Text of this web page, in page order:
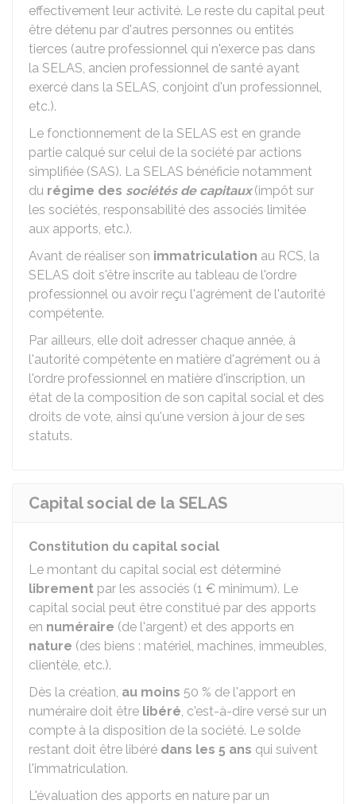
effectivement leur activité. Le reste du capital peut
être détenu par d'autres personnes ou entités
tierces (autre professionnel qui n'exerce pas dans
la SELAS, ancien professionnel de santé ayant
exercé dans la SELAS, conjoint d'un professionnel,
etc.).
Le fonctionnement de la SELAS est en grande
partie calqué sur celui de la société par actions
simplifiée (SAS). La SELAS bénéficie notamment
du régime des sociétés de capitaux(impôt sur
les sociétés, responsabilité des associés limitée
aux apports, etc.).
Avant de réaliser son immatriculation au RCS, la
SELAS doit s'être inscrite au tableau de l'ordre
professionnel ou avoir reçu l'agrément de l'autorité
compétente.
Par ailleurs, elle doit adresser chaque année, à
l'autorité compétente en matière d'agrément ou à
l'ordre professionnel en matière d'inscription, un
état de la composition de son capital social et des
droits de vote, ainsi qu'une version à jour de ses
statuts.
Capital social de la SELAS
Constitution du capital social
Le montant du capital social est déterminé
librement par les associés (1 € minimum). Le
capital social peut être constitué par des apports
en numéraire (de l'argent) et des apports en
nature (des biens : matériel, machines, immeubles,
clientèle, etc.).
Dès la création, au moins 50 % de l'apport en
numéraire doit être libéré, c'est-à-dire versé sur un
compte à la disposition de la société. Le solde
restant doit être libéré dans les 5 ans qui suivent
l'immatriculation.
L'évaluation des apports en nature par un